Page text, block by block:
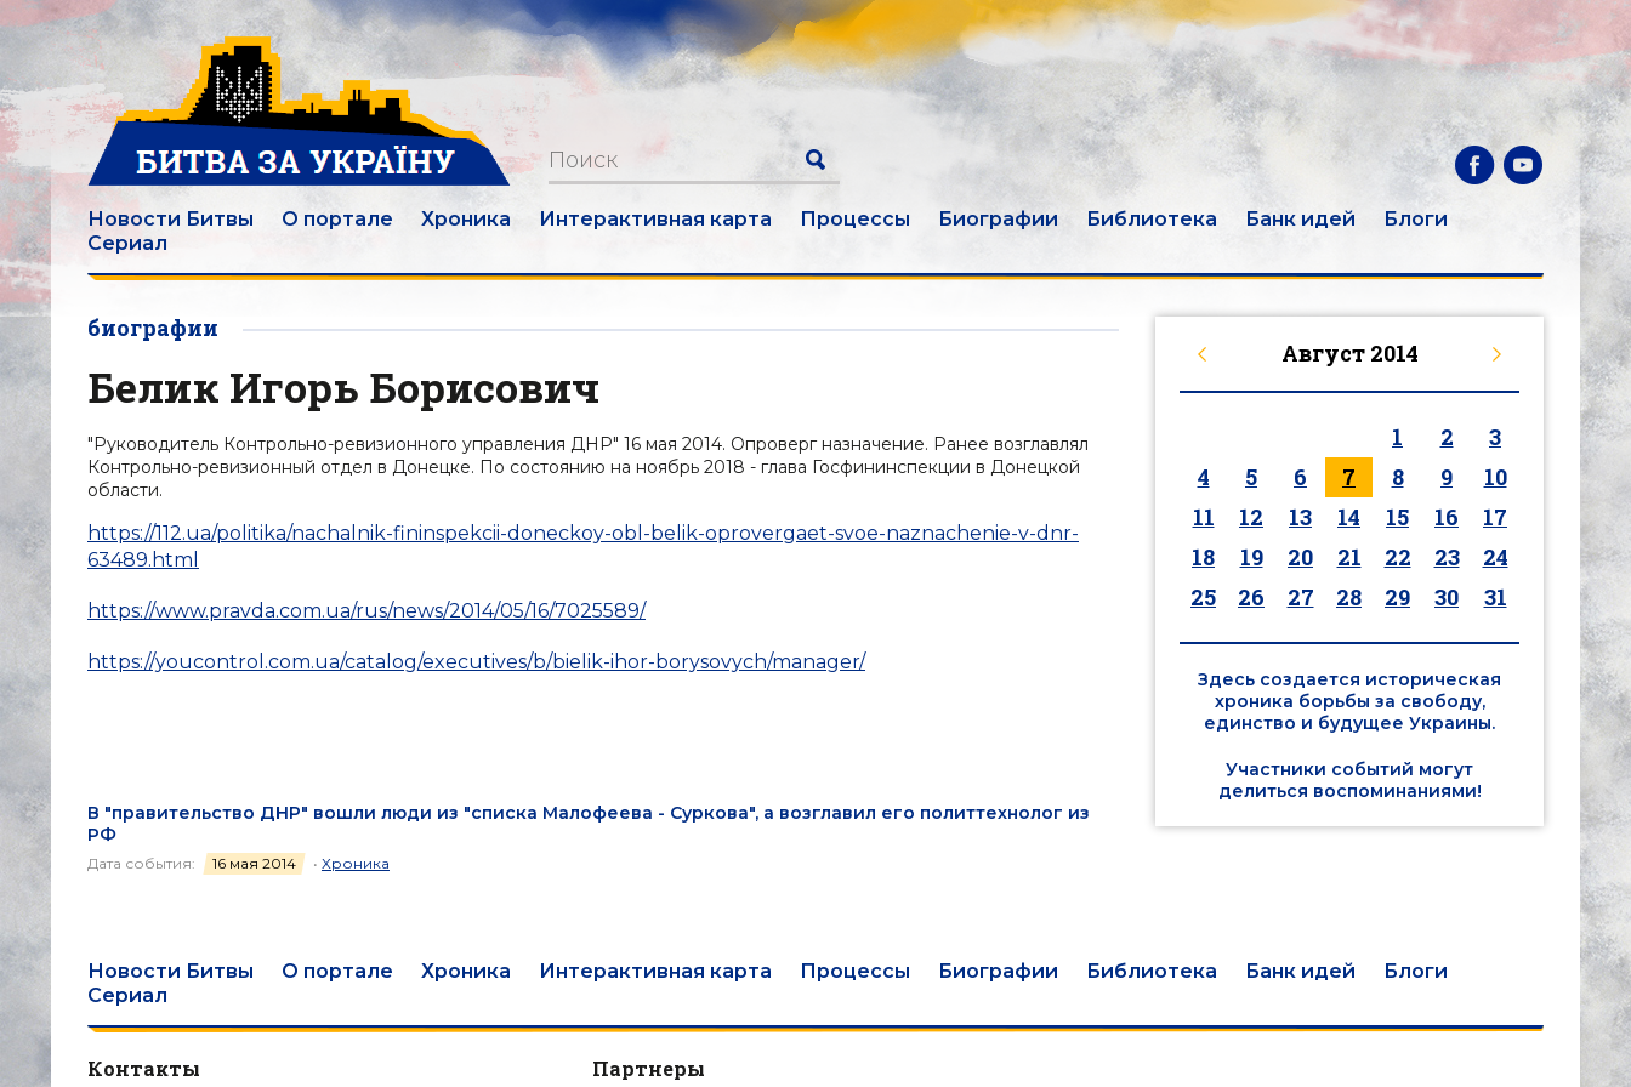
Новости Битвы О портале Хроника Интерактивная карта Процессы Биографии Библиотека Банк идей
Блоги
Сериал
биографии
Белик Игорь Борисович
"Руководитель Контрольно-ревизионного управления ДНР" 16 мая 2014. Опроверг назначение. Ранее возглавлял
Контрольно-ревизионный отдел в Донецке. По состоянию на ноябрь 2018 - глава Госфининспекции в Донецкой
области.
https://112.ua/politika/nachalnik-fininspekcii-doneckoy-obl-belik-oprovergaet-svoe-naznachenie-v-dnr-
63489.html
https://www.pravda.com.ua/rus/news/2014/05/16/7025589/
https://youcontrol.com.ua/catalog/executives/b/bielik-ihor-borysovych/manager/
В "правительство ДНР" вошли люди из "списка Малофеева - Суркова", а возглавил его политтехнолог из
РФ
Дата события: 16 мая 2014 • Хроника
Август 2014
1 2
3
4
5 6 7 8 9
10
11
12 13 14 15 16
17
18
19 20 21 22 23
24
25
26 27 28 29 30 31
Здесь создается историческая
хроника борьбы за свободу,
единство и будущее Украины.
Участники событий могут
делиться воспоминаниями!
Новости Битвы О портале Хроника Интерактивная карта Процессы Биографии Библиотека Банк идей
Блоги
Сериал
Контакты Партнеры